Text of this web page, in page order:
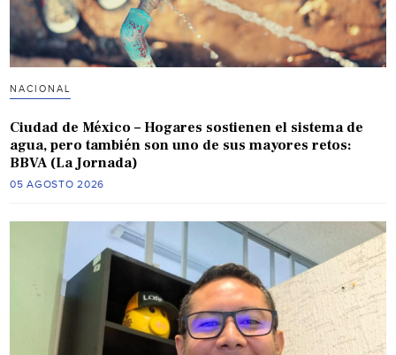
NACIONAL
Ciudad de México – Hogares sostienen el sistema de
agua, pero también son uno de sus mayores retos:
BBVA (La Jornada)
05 AGOSTO 2026